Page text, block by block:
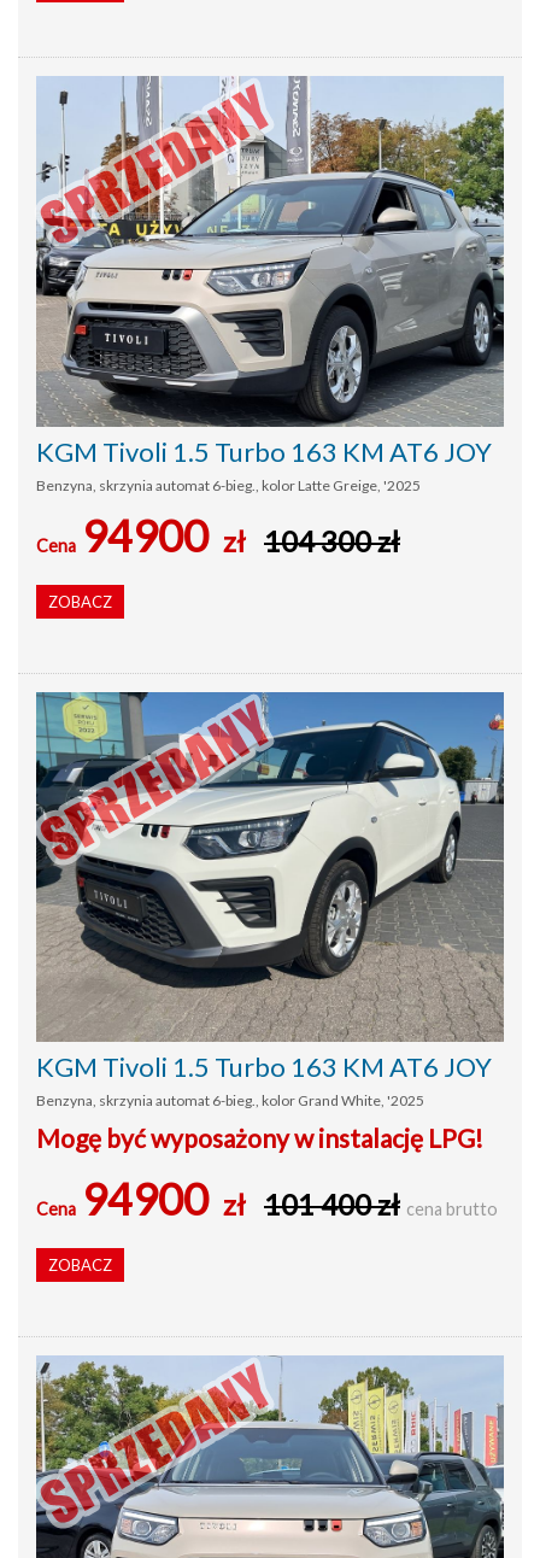
KGM Tivoli 1.5 Turbo 163 KM AT6 JOY
Benzyna, skrzynia automat 6-bieg., kolor Latte Greige, '2025
Cena 94900 zł 104 300 zł
ZOBACZ
KGM Tivoli 1.5 Turbo 163 KM AT6 JOY
Benzyna, skrzynia automat 6-bieg., kolor Grand White, '2025
Mogę być wyposażony w instalację LPG!
Cena 94900 zł 101 400 zł cena brutto
ZOBACZ